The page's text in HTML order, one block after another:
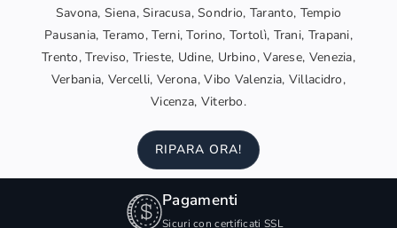
Savona, Siena, Siracusa, Sondrio, Taranto, Tempio
Pausania, Teramo, Terni, Torino, Tortolì, Trani, Trapani,
Trento, Treviso, Trieste, Udine, Urbino, Varese, Venezia,
Verbania, Vercelli, Verona, Vibo Valenzia, Villacidro,
Vicenza, Viterbo.
RIPARA ORA!
Pagamenti
Sicuri con certificati SSL